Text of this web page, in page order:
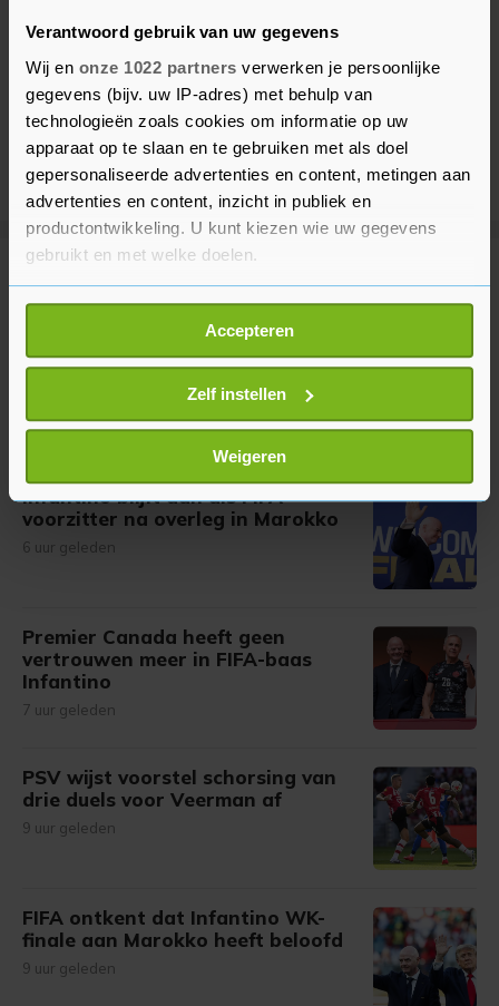
Verantwoord gebruik van uw gegevens
Wij en onze 1022 partners verwerken je persoonlijke
gegevens (bijv. uw IP-adres) met behulp van
technologieën zoals cookies om informatie op uw
apparaat op te slaan en te gebruiken met als doel
gepersonaliseerde advertenties en content, metingen aan
advertenties en content, inzicht in publiek en
productontwikkeling. U kunt kiezen wie uw gegevens
gebruikt en met welke doelen.
Als u het toestaat, willen we ook graag:
Informatie verzamelen over uw geografische
locatie, die tot een paar meter nauwkeurig kan zijn
Uw apparaat identificeren door het actief te
scannen op specifieke eigenschappen (fingerprinting)
Lees meer over hoe uw persoonlijke gegevens worden
verwerkt en stel uw voorkeuren in het
U kunt uw toestemming op elk moment wijzigen of
intrekken in de Cookieverklaring.
Met cookies werkt onze website beter en wordt jouw
onze cookiepagina kun je ons cookiebeleid bekijken en je
gemaakte keuze altijd wijzigen of intrekken.
Accepteren
Zelf instellen
Weigeren
Meer uit Voetbal
Zuid-Koreaanse bond onderzocht
Infantino blijft aan als FIFA-
voorzitter na overleg in Marokko
6 uur geleden
Premier Canada heeft geen
vertrouwen meer in FIFA-baas
Infantino
7 uur geleden
PSV wijst voorstel schorsing van
drie duels voor Veerman af
9 uur geleden
FIFA ontkent dat Infantino WK-
finale aan Marokko heeft beloofd
9 uur geleden